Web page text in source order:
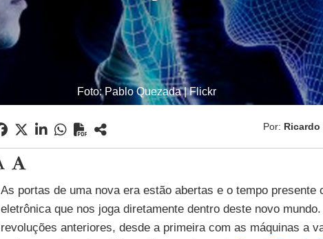
Foto: Pablo Quezada | Flickr
Por: Ricardo
As portas de uma nova era estão abertas e o tempo presente
eletrônica que nos joga diretamente dentro deste novo
revoluções anteriores, desde a primeira com as máquinas a